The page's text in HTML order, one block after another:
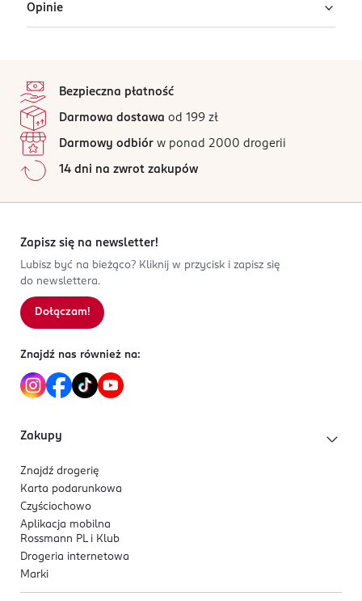
aurą tajemniczości i magnetycznego uroku.
Nuta bazy:laska wanilii
Methoxydibenzoylmethane, Hydroxycitronellal,
Limonene, Coumarin, Methyl Anthranilate, Isoeugenol,
PRODUCENT/PODMIOT ODPOWIEDZIALNY
ROSSMANN SDP SP. z o.o.
Kod EAN
3 614273 622639
Opinie
Jak działają opinie?
Bezpieczna płatność
Darmowa dostawa od 199 zł
Darmowy odbiór w ponad 2000 drogerii
14 dni na zwrot zakupów
Zapisz się na newsletter!
Lubisz być na bieżąco? Kliknij w przycisk i zapisz się
do newslettera.
Dołączam!
Znajdź nas również na:
Zakupy
Znajdź drogerię
Karta podarunkowa
Czyściochowo
Aplikacja mobilna
Rossmann PL i Klub
Drogeria internetowa
Marki